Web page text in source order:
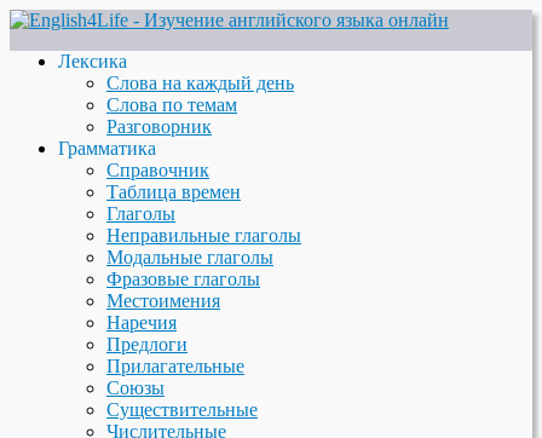
Лексика
Слова на каждый день
Слова по темам
Разговорник
Грамматика
Справочник
Таблица времен
Глаголы
Неправильные глаголы
Модальные глаголы
Фразовые глаголы
Местоимения
Наречия
Предлоги
Прилагательные
Союзы
Существительные
Числительные